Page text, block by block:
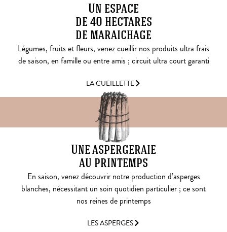
Un espace
de 40 hectares
de maraichage
Légumes, fruits et fleurs, venez cueillir nos produits ultra frais
de saison, en famille ou entre amis ; circuit ultra court garanti
LA CUEILLETTE
Une aspergeraie
au printemps
En saison, venez découvrir notre production d’asperges
blanches, nécessitant un soin quotidien particulier ; ce sont
nos reines de printemps
LES ASPERGES